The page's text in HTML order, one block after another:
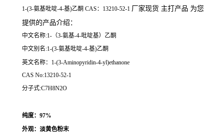
1-(3-氨基吡啶-4-基)乙酮 CAS：13210-52-1 厂家现货 主打产品 为您
提供的产品介绍 ：
中文名称:1-（3-氨基-4-吡啶基）乙酮
中文别名:1-(3-氨基吡啶-4-基)乙酮
英文名称：1-(3-Aminopyridin-4-yl)ethanone
CAS No:13210-52-1
分子式:C7H8N2O
纯度：97%
外观：淡黄色粉末